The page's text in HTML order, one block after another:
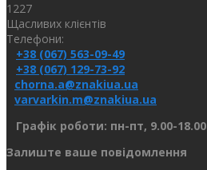
1227
Щасливих клієнтів
Телефони:
+38 (067) 563-09-49
+38 (067) 129-73-92
chorna.a@znakiua.ua
varvarkin.m@znakiua.ua
Графік роботи: пн-пт, 9.00-18.00
Залиште ваше повідомлення